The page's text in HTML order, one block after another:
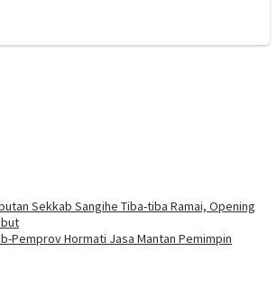
Sekkab Sangihe Tiba-tiba Ramai, Opening
Pemprov Hormati Jasa Mantan Pemimpin